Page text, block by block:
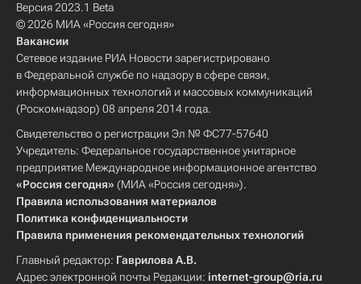
Версия 2023.1 Beta
© 2026 МИА «Россия сегодня»
Вакансии
Сетевое издание РИА Новости зарегистрировано
в Федеральной службе по надзору в сфере связи,
информационных технологий и массовых коммуникаций
(Роскомнадзор) 08 апреля 2014 года.
Свидетельство о регистрации Эл № ФС77-57640
Учредитель: Федеральное государственное унитарное
предприятие Международное информационное агентство
«Россия сегодня» (МИА «Россия сегодня»).
Правила использования материалов
Политика конфиденциальности
Правила применения рекомендательных технологий
Главный редактор: Гаврилова А.В.
Адрес электронной почты Редакции: internet-group@ria.ru